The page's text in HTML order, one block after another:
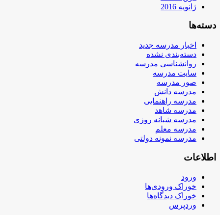
ژانویه 2016
دسته‌ها
اخبار مدرسه جدید
دسته‌بندی نشده
روانشناسی مدرسه
سایت مدرسه
صور مدرسه
مدرسه دانش
مدرسه راهنمایی
مدرسه شاهد
مدرسه شبانه روزی
مدرسه معلم
مدرسه نمونه دولتی
اطلاعات
ورود
خوراک ورودی‌ها
خوراک دیدگاه‌ها
وردپرس